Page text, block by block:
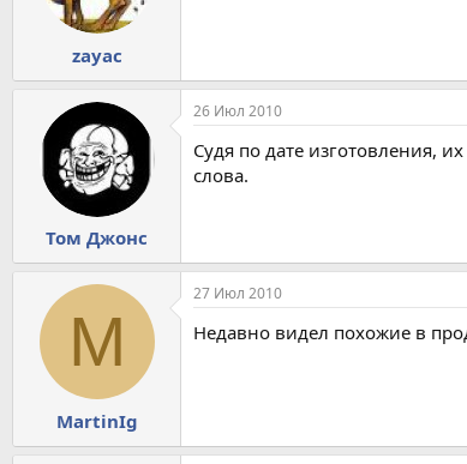
zayac
Том Джонс
26 Июл 2010
Судя по дате изготовления,
слова.
M
MartinIg
27 Июл 2010
Недавно видел похожие в